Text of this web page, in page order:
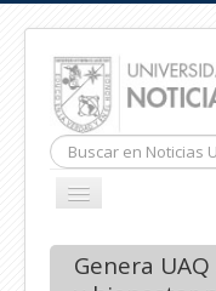
Buscar...
CAMBIAR
Genera